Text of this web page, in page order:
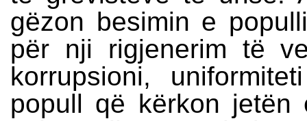
gëzon besimin e
për nji rigjenerim të
korrupsioni,
popull që kërkon